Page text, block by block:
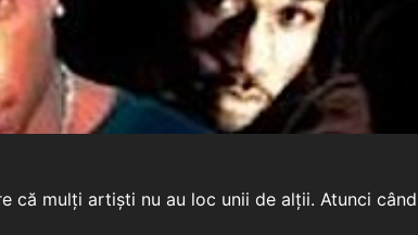
că mulți artiști nu au loc unii de alții. Atunci